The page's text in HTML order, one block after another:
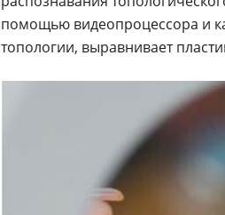
помощью видеопроцессора и
топологии, выравнивает